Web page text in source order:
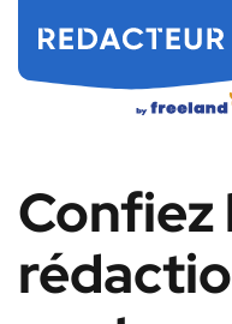
Confiez